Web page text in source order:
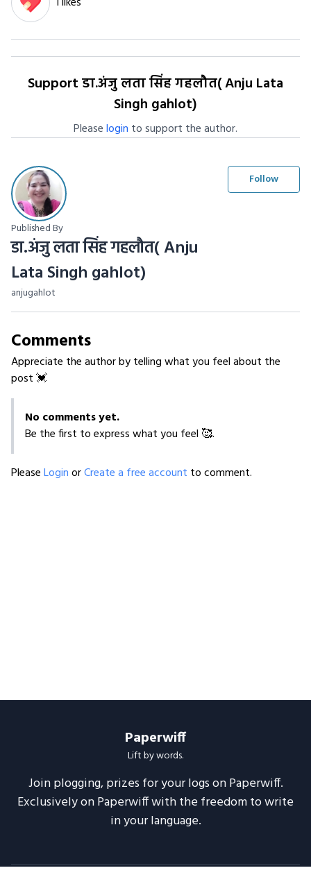
Support डा.अंजु लता सिंह गहलौत( Anju Lata
Singh gahlot)
Pleaselogin to support the author.
Published By
डा.अंजु लता सिंह गहलौत( Anju
Lata Singh gahlot)
anjugahlot
Follow
Comments
Appreciate the author by telling what you feel about the
post 💓
No comments yet.
Be the first to express what you feel 🥰.
PleaseLoginorCreate a free account to comment.
Paperwiff
Lift by words.
Join plogging, prizes for your logs on Paperwiff.
Exclusively on Paperwiff with the freedom to write
in your language.